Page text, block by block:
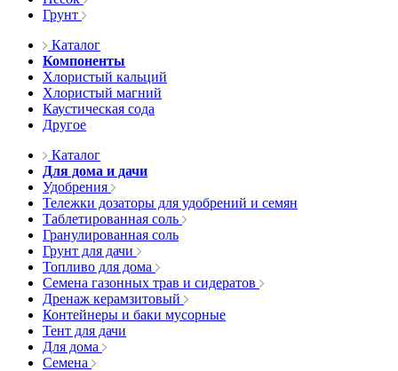
Грунт
Каталог
Компоненты
Хлористый кальций
Хлористый магний
Каустическая сода
Другое
Каталог
Для дома и дачи
Удобрения
Тележки дозаторы для удобрений и семян
Таблетированная соль
Гранулированная соль
Грунт для дачи
Топливо для дома
Семена газонных трав и сидератов
Дренаж керамзитовый
Контейнеры и баки мусорные
Тент для дачи
Для дома
Семена